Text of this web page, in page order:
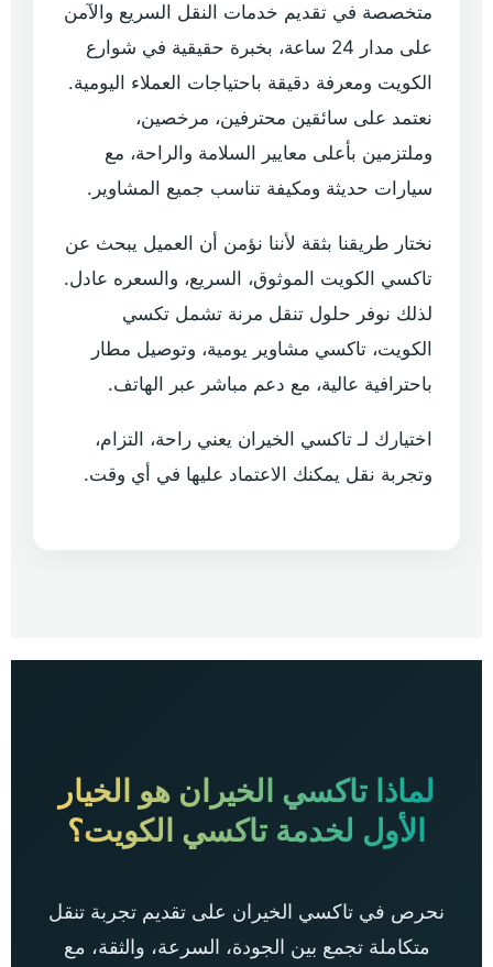
متخصصة في تقديم خدمات النقل السريع والآمن
على مدار 24 ساعة، بخبرة حقيقية في شوارع
الكويت ومعرفة دقيقة باحتياجات العملاء اليومية.
نعتمد على سائقين محترفين، مرخصين،
وملتزمين بأعلى معايير السلامة والراحة، مع
سيارات حديثة ومكيفة تناسب جميع المشاوير.
نختار طريقنا بثقة لأننا نؤمن أن العميل يبحث عن
تاكسي الكويت الموثوق، السريع، والسعره عادل.
لذلك نوفر حلول تنقل مرنة تشمل تكسي
الكويت، تاكسي مشاوير يومية، وتوصيل مطار
باحترافية عالية، مع دعم مباشر عبر الهاتف.
اختيارك لـ تاكسي الخيران يعني راحة، التزام،
وتجربة نقل يمكنك الاعتماد عليها في أي وقت.
لماذا تاكسي الخيران هو الخيار
الأول لخدمة تاكسي الكويت؟
نحرص في تاكسي الخيران على تقديم تجربة تنقل
متكاملة تجمع بين الجودة، السرعة، والثقة، مع